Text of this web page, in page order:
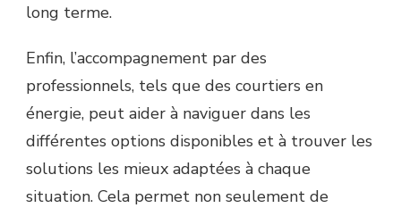
long terme.
Enfin, l’accompagnement par des
professionnels, tels que des courtiers en
énergie, peut aider à naviguer dans les
différentes options disponibles et à trouver les
solutions les mieux adaptées à chaque
situation. Cela permet non seulement de